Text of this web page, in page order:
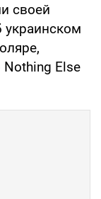
своей
украинском
Nothing Else